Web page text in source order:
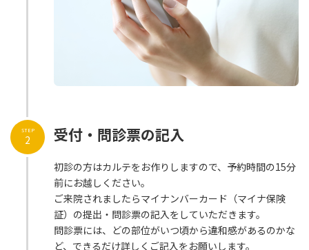
受付・問診票の記入
初診の方はカルテをお作りしますので、予約時間の15分
前にお越しください。
ご来院されましたらマイナンバーカード（マイナ保険
証）の提出・問診票の記入をしていただきます。
問診票には、どの部位がいつ頃から違和感があるのかな
ど、できるだけ詳しくご記入をお願いします。
STEP
2